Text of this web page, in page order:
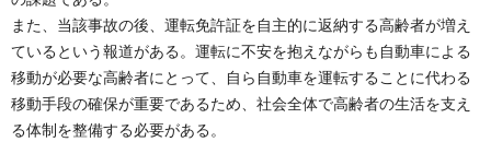
また、当該事故の後、運転免許証を自主的に返納する高齢者が増え
ているという報道がある。運転に不安を抱えながらも自動車による
移動が必要な高齢者にとって、自ら自動車を運転することに代わる
移動手段の確保が重要であるため、社会全体で高齢者の生活を支え
る体制を整備する必要がある。